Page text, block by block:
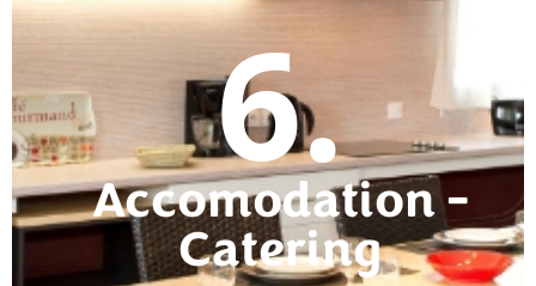
6.
Accomodation -
Catering